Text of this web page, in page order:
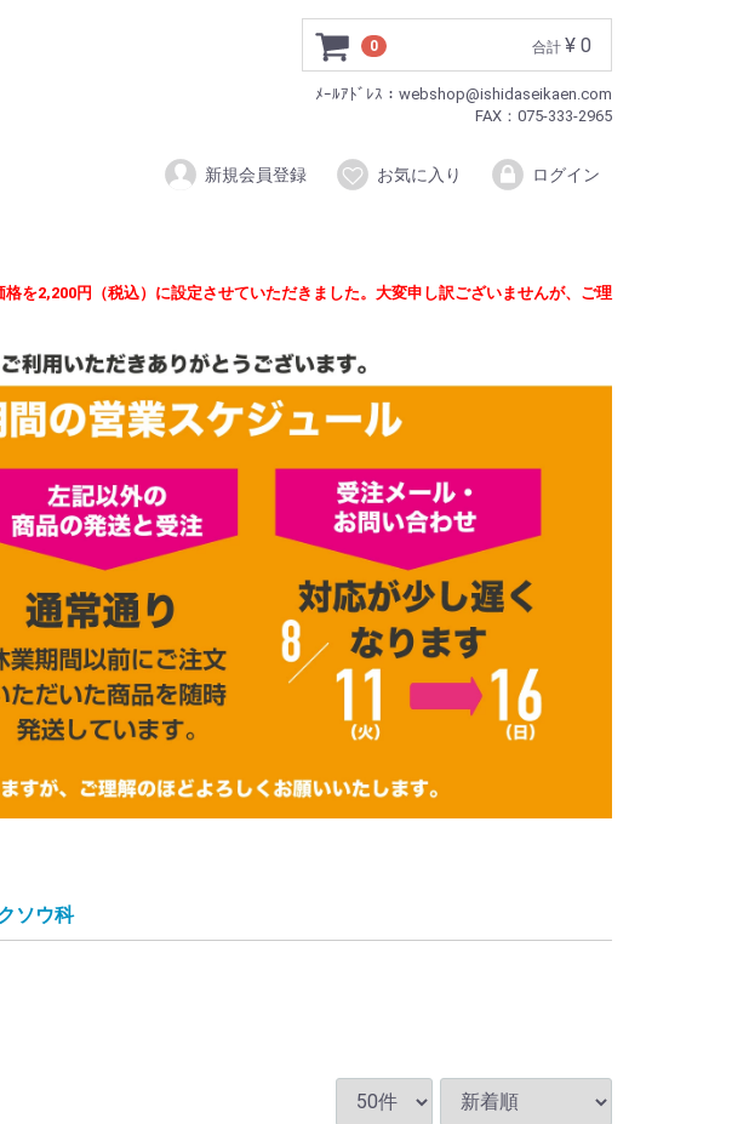
0 合計 ¥ 0
ﾒｰﾙｱﾄﾞﾚｽ：webshop@ishidaseikaen.com
FAX：075-333-2965
新規会員登録 お気に入り ログイン
を2,200円（税込）に設定させていただきました。大変申し訳ございませんが、ご理
ソウ科